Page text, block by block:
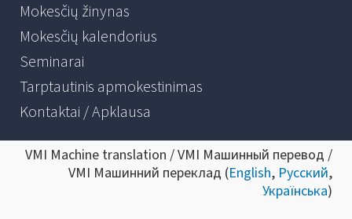
Mokesčių žinynas
Mokesčių kalendorius
Seminarai
Tarptautinis apmokestinimas
Kontaktai / Apklausa
VMI Machine translation / VMI Машинный перевод /
VMI Машинний переклад (English, Русский,
Українська)